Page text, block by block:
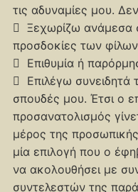
τις αδυναμίες μου.
 Ξεχωρίζω ανάμεσα
προσδοκίες των φίλων
 Επιθυμία ή
 Επιλέγω συνειδητά
σπουδές μου. Έτσι ο
προσανατολισμός
μέρος της
μία επιλογή που ο
να ακολουθήσει με
συντελεστών της